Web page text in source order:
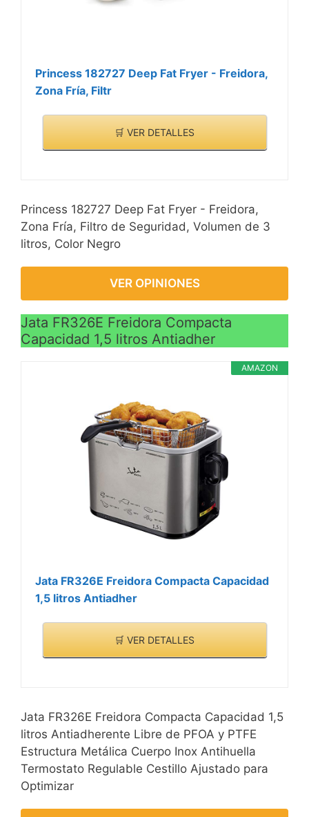
Princess 182727 Deep Fat Fryer - Freidora,
Zona Fría, Filtr
🛒 VER DETALLES
Princess 182727 Deep Fat Fryer - Freidora,
Zona Fría, Filtro de Seguridad, Volumen de 3
litros, Color Negro
VER OPINIONES
Jata FR326E Freidora Compacta
Capacidad 1,5 litros Antiadher
AMAZON
Jata FR326E Freidora Compacta Capacidad
1,5 litros Antiadher
🛒 VER DETALLES
Jata FR326E Freidora Compacta Capacidad 1,5
litros Antiadherente Libre de PFOA y PTFE
Estructura Metálica Cuerpo Inox Antihuella
Termostato Regulable Cestillo Ajustado para
Optimizar